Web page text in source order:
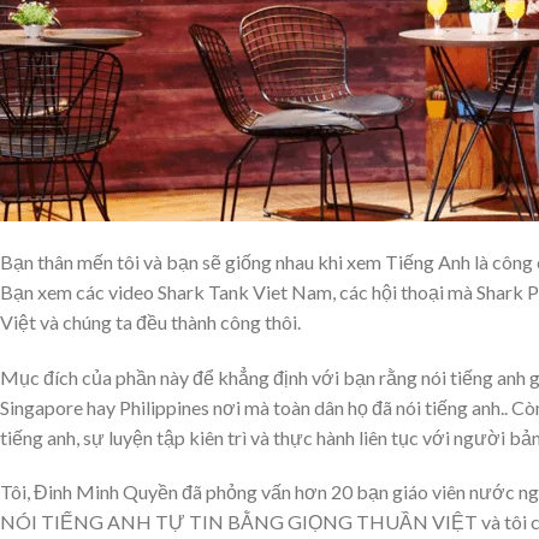
Bạn thân mến tôi và bạn sẽ giống nhau khi xem Tiếng Anh là
Bạn xem các video Shark Tank Viet Nam, các hội thoại mà
Việt và chúng ta đều thành công thôi.
Mục đích của phần này để khẳng định với bạn rằng nói tiếng
Singapore hay Philippines nơi mà toàn dân họ đã nói tiếng anh..
tiếng anh, sự luyện tập kiên trì và thực hành liên tục với người
Tôi, Đinh Minh Quyền đã phỏng vấn hơn 20 bạn giáo viên nước
NÓI TIẾNG ANH TỰ TIN BẰNG GIỌNG THUẦN VIỆT và tôi